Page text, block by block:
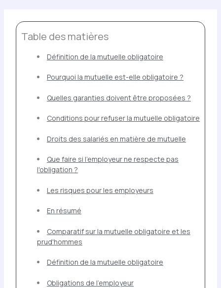
Table des matières
Définition de la mutuelle obligatoire
Pourquoi la mutuelle est-elle obligatoire ?
Quelles garanties doivent être proposées ?
Conditions pour refuser la mutuelle obligatoire
Droits des salariés en matière de mutuelle
Que faire si l'employeur ne respecte pas
l'obligation ?
Les risques pour les employeurs
En résumé
Comparatif sur la mutuelle obligatoire et les
prud'hommes
Définition de la mutuelle obligatoire
Obligations de l'employeur